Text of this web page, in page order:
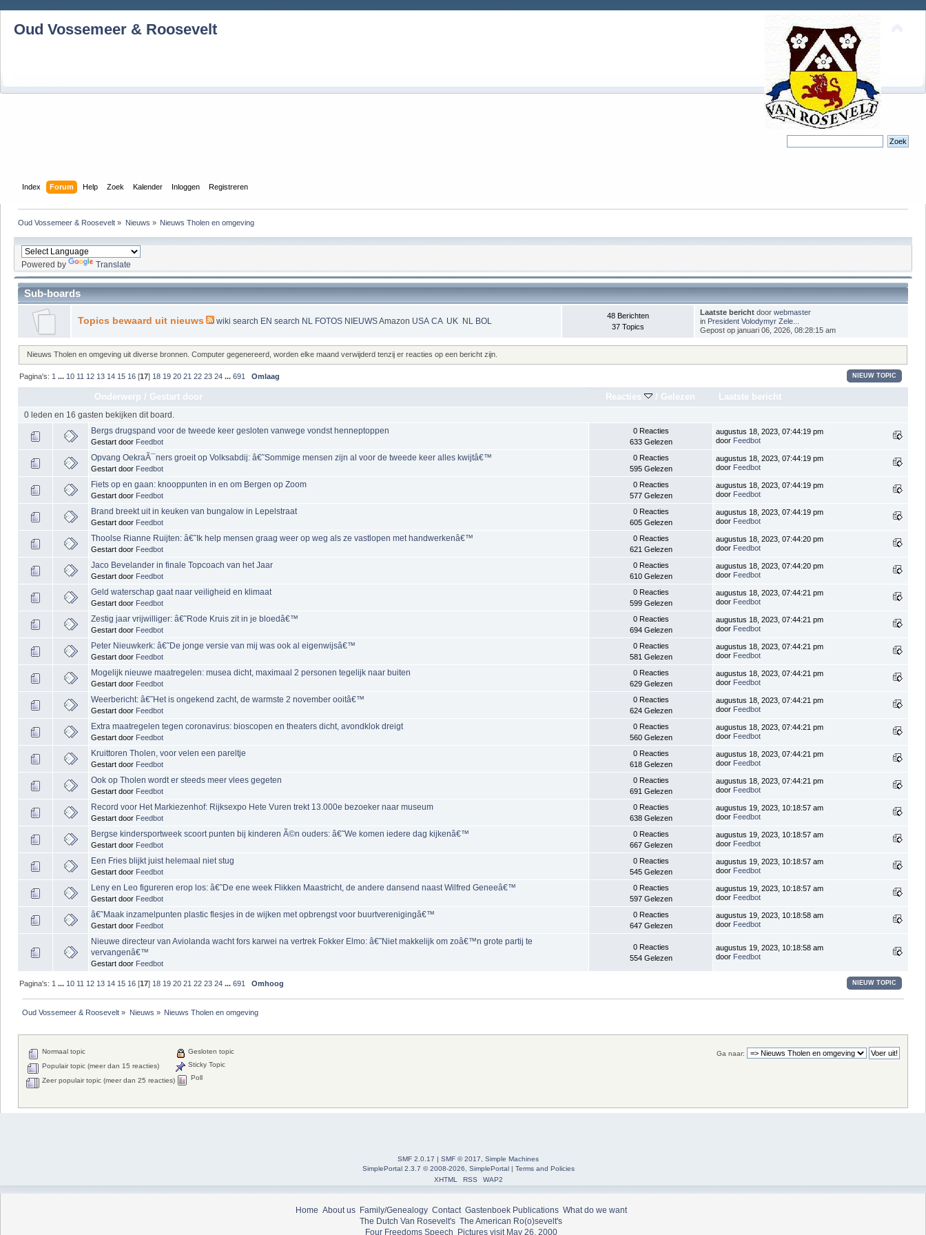
Oud Vossemeer & Roosevelt
Index Forum Help Zoek Kalender Inloggen Registreren
Oud Vossemeer & Roosevelt » Nieuws » Nieuws Tholen en omgeving
Powered by Translate
Sub-boards
Topics bewaard uit nieuws wiki search EN search NL FOTOS NIEUWSAmazon USA CA UK NL BOL
48 Berichten
37 Topics
Laatste bericht doorwebmaster
in President Volodymyr Zele...
Gepost op januari 06, 2026, 08:28:15 am
Nieuws Tholen en omgeving uit diverse bronnen. Computer gegenereerd, worden elke maand verwijderd tenzij er reacties op een bericht zijn.
Pagina's: 1 ... 10 11 12 13 14 15 16 [17] 18 19 20 21 22 23 24 ...691 Omlaag NIEUW TOPIC
Onderwerp / Gestart door Reacties / Gelezen Laatste bericht
0 leden en 16 gasten bekijken dit board.
Bergs drugspand voor de tweede keer gesloten vanwege vondst henneptoppen
Gestart door Feedbot
0 Reacties
633 Gelezen
augustus 18, 2023, 07:44:19 pm
door Feedbot
Opvang OekraÃ¯ners groeit op Volksabdij: â€˜Sommige mensen zijn al voor de tweede keer alles kwijtâ€™
Gestart door Feedbot
0 Reacties
595 Gelezen
augustus 18, 2023, 07:44:19 pm
door Feedbot
Fiets op en gaan: knooppunten in en om Bergen op Zoom
Gestart door Feedbot
0 Reacties
577 Gelezen
augustus 18, 2023, 07:44:19 pm
door Feedbot
Brand breekt uit in keuken van bungalow in Lepelstraat
Gestart door Feedbot
0 Reacties
605 Gelezen
augustus 18, 2023, 07:44:19 pm
door Feedbot
Thoolse Rianne Ruijten: â€˜Ik help mensen graag weer op weg als ze vastlopen met handwerkenâ€™
Gestart door Feedbot
0 Reacties
621 Gelezen
augustus 18, 2023, 07:44:20 pm
door Feedbot
Jaco Bevelander in finale Topcoach van het Jaar
Gestart door Feedbot
0 Reacties
610 Gelezen
augustus 18, 2023, 07:44:20 pm
door Feedbot
Geld waterschap gaat naar veiligheid en klimaat
Gestart door Feedbot
0 Reacties
599 Gelezen
augustus 18, 2023, 07:44:21 pm
door Feedbot
Zestig jaar vrijwilliger: â€˜Rode Kruis zit in je bloedâ€™
Gestart door Feedbot
0 Reacties
694 Gelezen
augustus 18, 2023, 07:44:21 pm
door Feedbot
Peter Nieuwkerk: â€˜De jonge versie van mij was ook al eigenwijsâ€™
Gestart door Feedbot
0 Reacties
581 Gelezen
augustus 18, 2023, 07:44:21 pm
door Feedbot
Mogelijk nieuwe maatregelen: musea dicht, maximaal 2 personen tegelijk naar buiten
Gestart door Feedbot
0 Reacties
629 Gelezen
augustus 18, 2023, 07:44:21 pm
door Feedbot
Weerbericht: â€˜Het is ongekend zacht, de warmste 2 november ooitâ€™
Gestart door Feedbot
0 Reacties
624 Gelezen
augustus 18, 2023, 07:44:21 pm
door Feedbot
Extra maatregelen tegen coronavirus: bioscopen en theaters dicht, avondklok dreigt
Gestart door Feedbot
0 Reacties
560 Gelezen
augustus 18, 2023, 07:44:21 pm
door Feedbot
Kruittoren Tholen, voor velen een pareltje
Gestart door Feedbot
0 Reacties
618 Gelezen
augustus 18, 2023, 07:44:21 pm
door Feedbot
Ook op Tholen wordt er steeds meer vlees gegeten
Gestart door Feedbot
0 Reacties
691 Gelezen
augustus 18, 2023, 07:44:21 pm
door Feedbot
Record voor Het Markiezenhof: Rijksexpo Hete Vuren trekt 13.000e bezoeker naar museum
Gestart door Feedbot
0 Reacties
638 Gelezen
augustus 19, 2023, 10:18:57 am
door Feedbot
Bergse kindersportweek scoort punten bij kinderen Ã©n ouders: â€˜We komen iedere dag kijkenâ€™
Gestart door Feedbot
0 Reacties
667 Gelezen
augustus 19, 2023, 10:18:57 am
door Feedbot
Een Fries blijkt juist helemaal niet stug
Gestart door Feedbot
0 Reacties
545 Gelezen
augustus 19, 2023, 10:18:57 am
door Feedbot
Leny en Leo figureren erop los: â€˜De ene week Flikken Maastricht, de andere dansend naast Wilfred Geneeâ€™
Gestart door Feedbot
0 Reacties
597 Gelezen
augustus 19, 2023, 10:18:57 am
door Feedbot
â€˜Maak inzamelpunten plastic flesjes in de wijken met opbrengst voor buurtverenigingâ€™
Gestart door Feedbot
0 Reacties
647 Gelezen
augustus 19, 2023, 10:18:58 am
door Feedbot
Nieuwe directeur van Aviolanda wacht fors karwei na vertrek Fokker Elmo: â€˜Niet makkelijk om zoâ€™n grote partij te
vervangenâ€™
Gestart door Feedbot
0 Reacties
554 Gelezen
augustus 19, 2023, 10:18:58 am
door Feedbot
NIEUW TOPIC
Pagina's: 1 ... 10 11 12 13 14 15 16 [17] 18 19 20 21 22 23 24 ...691 Omhoog
Oud Vossemeer & Roosevelt » Nieuws » Nieuws Tholen en omgeving
Ga naar:
Normaal topic
Populair topic (meer dan 15 reacties)
Zeer populair topic (meer dan 25 reacties)
Gesloten topic
Sticky Topic
Poll
SMF 2.0.17 | SMF © 2017
Simple Machines
SimplePortal 2.3.7 © 2008-2026, SimplePortal| Terms and Policies
XHTML
RSS WAP2
Home About us Family/Genealogy Contact Gastenboek Publications What do we want
The Dutch Van Rosevelt's The American Ro(o)sevelt's
Four Freedoms Speech Pictures visit May 26, 2000